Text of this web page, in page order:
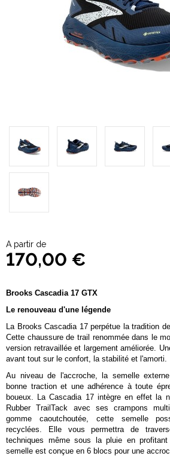
A partir de
170,00 €
Brooks Cascadia 17 GTX
Le renouveau d'une légende
La Brooks Cascadia 17 perpétue la tradition
Cette chaussure de trail renommée dans le
version retravaillée et largement améliorée.
avant tout sur le confort, la stabilité et l'amorti.
Au niveau de l'accroche, la semelle
bonne traction et une adhérence à toute
boueux. La Cascadia 17 intègre en effet la
Rubber TrailTack avec ses crampons
gomme caoutchoutée, cette semelle
recyclées. Elle vous permettra de
techniques même sous la pluie en
semelle est conçue en 6 blocs pour une